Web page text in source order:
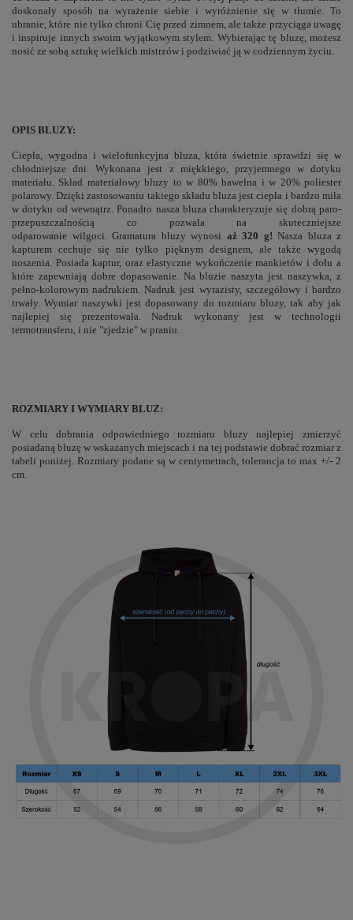
doskonały sposób na wyrażenie siebie i wyróżnienie się w tłumie. To
ubranie, które nie tylko chroni Cię przed zimnem, ale także przyciąga uwagę
i inspiruje innych swoim wyjątkowym stylem. Wybierając tę bluzę, możesz
nosić ze sobą sztukę wielkich mistrzów i podziwiać ją w codziennym życiu.
OPIS BLUZY:
Ciepła, wygodna i wielofunkcyjna bluza, która świetnie sprawdzi się w
chłodniejsze dni. Wykonana jest z miękkiego, przyjemnego w dotyku
materiału. Skład materiałowy bluzy to w 80% bawełna i w 20% poliester
polarowy. Dzięki zastosowaniu takiego składu bluza jest ciepła i bardzo miła
w dotyku od wewnątrz. Ponadto nasza bluza charakteryzuje się dobrą paro-
przepuszczalnością co pozwala na skuteczniejsze
odparowanie wilgoci. Gramatura bluzy wynosi aż 320 g! Nasza bluza z
kapturem cechuje się nie tylko pięknym designem, ale także wygodą
noszenia. Posiada kaptur, oraz elastyczne wykończenie mankietów i dołu a
które zapewniają dobre dopasowanie. Na bluzie naszyta jest naszywka, z
pełno-kolorowym nadrukiem. Nadruk jest wyrazisty, szczegółowy i bardzo
trwały. Wymiar naszywki jest dopasowany do rozmiaru bluzy, tak aby jak
najlepiej się prezentowała. Nadruk wykonany jest w technologii
termotransferu, i nie "zjedzie" w praniu.
ROZMIARY I WYMIARY BLUZ:
W celu dobrania odpowiedniego rozmiaru bluzy najlepiej zmierzyć
posiadaną bluzę w wskazanych miejscach i na tej podstawie dobrać rozmiar z
tabeli poniżej. Rozmiary podane są w centymetrach, tolerancja to max +/- 2
cm.